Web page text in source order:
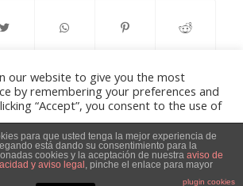
privacidad y Política de Cookies-powered by
para que usted tenga la mejor experiencia de
está dando su consentimiento para la
cookies y la aceptación de nuestra aviso de
y aviso legal , pinche el enlace para mayor
plugin cookies
our website to give you the most
by remembering your preferences and
“Accept”, you consent to the use of
information.
Accept